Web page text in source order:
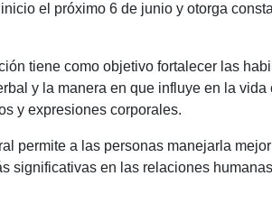
el próximo 6 de junio y otorga
tiene como objetivo fortalecer las
y la manera en que influye en la
y expresiones corporales.
permite a las personas manejarla
significativas en las relaciones